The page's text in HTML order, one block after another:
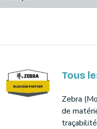
Tous
Zebra
de